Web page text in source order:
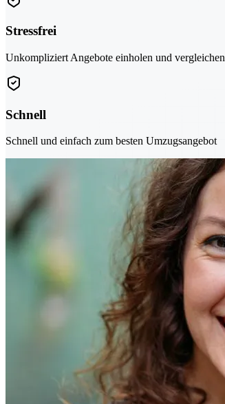
Stressfrei
Unkompliziert Angebote einholen und vergleichen
Schnell
Schnell und einfach zum besten Umzugsangebot